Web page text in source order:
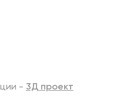
- 3Д проект